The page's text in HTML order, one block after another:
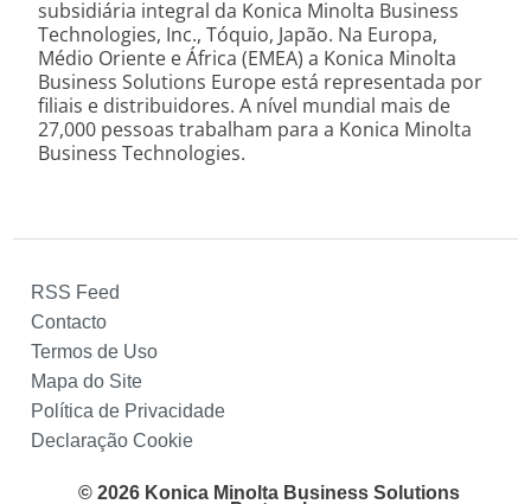
subsidiária integral da Konica Minolta Business
Technologies, Inc., Tóquio, Japão. Na Europa,
Médio Oriente e África (EMEA) a Konica Minolta
Business Solutions Europe está representada por
filiais e distribuidores. A nível mundial mais de
27,000 pessoas trabalham para a Konica Minolta
Business Technologies.
RSS Feed
Contacto
Termos de Uso
Mapa do Site
Política de Privacidade
Declaração Cookie
© 2026 Konica Minolta Business Solutions